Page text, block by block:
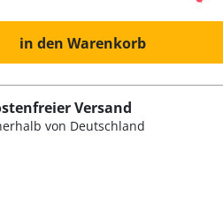
in den Warenkorb
Versand
von Deutschland